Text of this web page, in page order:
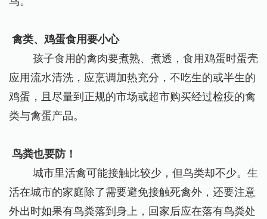
禽类、鸡蛋食用要小心
孩子食用的禽肉要煮熟、煮透，食用鸡蛋时蛋壳
应用流水清洗，应烹调加热充分，不吃生的或半生的
鸡蛋，且尽量到正规的市场或超市购买经过检疫的禽
类与禽蛋产品。
鸟粪也要防！
城市里活禽可能接触比较少，但鸟类却不少。生
活在城市的家庭除了需要避免接触死禽外，还要注意
外出时如果有鸟粪落到身上，回家后应在落有鸟粪处